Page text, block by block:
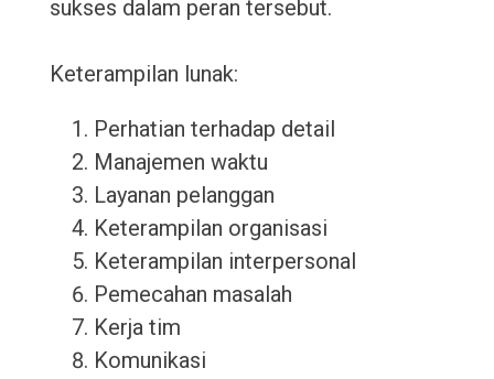
sukses dalam peran tersebut.
Keterampilan lunak:
Perhatian terhadap detail
Manajemen waktu
Layanan pelanggan
Keterampilan organisasi
Keterampilan interpersonal
Pemecahan masalah
Kerja tim
Komunikasi